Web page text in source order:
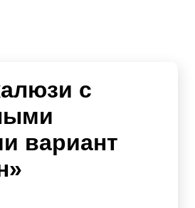
с
вариант